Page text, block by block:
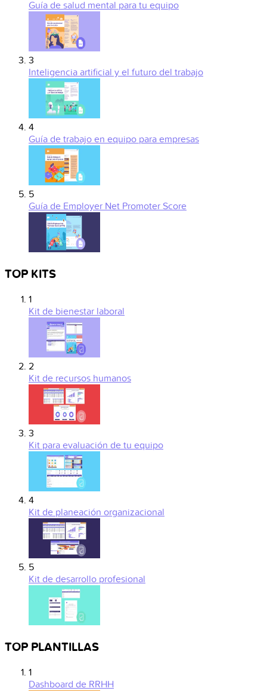
Guía de salud mental para tu equipo
3
Inteligencia artificial y el futuro del trabajo
4
Guía de trabajo en equipo para empresas
5
Guía de Employer Net Promoter Score
TOP KITS
1
Kit de bienestar laboral
2
Kit de recursos humanos
3
Kit para evaluación de tu equipo
4
Kit de planeación organizacional
5
Kit de desarrollo profesional
TOP PLANTILLAS
1
Dashboard de RRHH